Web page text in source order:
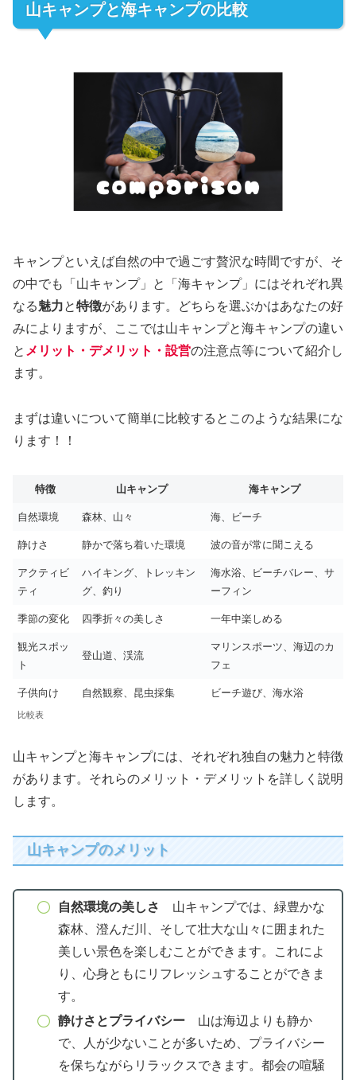
山キャンプと海キャンプの比較
キャンプといえば自然の中で過ごす贅沢な時間ですが、そ
の中でも「山キャンプ」と「海キャンプ」にはそれぞれ異
なる魅力と特徴があります。どちらを選ぶかはあなたの好
みによりますが、ここでは山キャンプと海キャンプの違い
と メリット・デメリット・設営の注意点等について紹介し
ます。
まずは違いについて簡単に比較するとこのような結果にな
ります！！
特徴 山キャンプ 海キャンプ
自然環境 森林、山々 海、ビーチ
静けさ 静かで落ち着いた環境 波の音が常に聞こえる
アクティビ
ティ
ハイキング、トレッキン
グ、釣り
海水浴、ビーチバレー、サ
ーフィン
季節の変化 四季折々の美しさ 一年中楽しめる
観光スポッ
ト
登山道、渓流
マリンスポーツ、海辺のカ
フェ
子供向け 自然観察、昆虫採集 ビーチ遊び、海水浴
比較表
山キャンプと海キャンプには、それぞれ独自の魅力と特徴
があります。それらのメリット・デメリットを詳しく説明
します。
山キャンプのメリット
自然環境の美しさ
山キャンプでは、緑豊かな
森林、澄んだ川、そして壮大な山々に囲まれた
美しい景色を楽しむことができます。これによ
り、心身ともにリフレッシュすることができま
す。
静けさとプライバシー山は海辺よりも静か
で、人が少ないことが多いため、プライバシー
を保ちながらリラックスできます。都会の喧騒